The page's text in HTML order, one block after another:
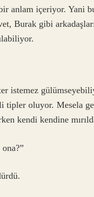
anlam içeriyor. Yani
Burak gibi
istemez
oluyor. Mesela
kendi kendine